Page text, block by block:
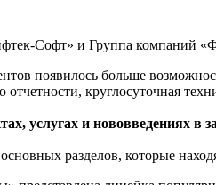
Софт» и Группа компаний
появилось больше
круглосуточная
услугах и нововведениях в
разделов, которые